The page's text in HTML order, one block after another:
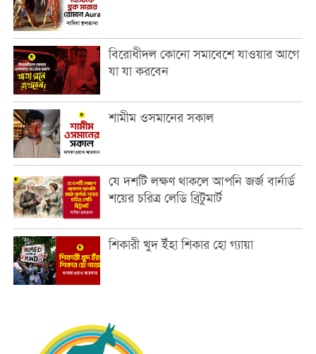
বিরোধীদল কোনো সমাবেশে যাওয়ার আগে
যা যা করবেন
শামীম ওসমানের সকাল
যে দশটি লক্ষণ থাকলে আপনি জর্জ বার্নার্ড
শয়ের চরিত্র লেডি ব্রিটুমার্ট
শিকারী খুদ ইঁহা শিকার হো গ্যায়া